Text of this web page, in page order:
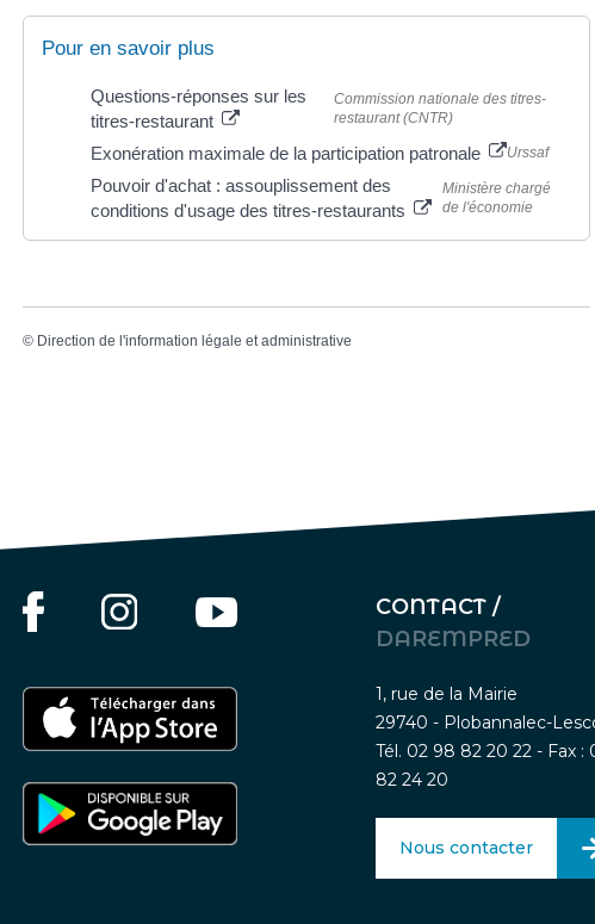
Pour en savoir plus
Questions-réponses sur les
titres-restaurant
Commission nationale des titres-
restaurant (CNTR)
Exonération maximale de la participation patronale Urssaf
Pouvoir d'achat : assouplissement des
conditions d'usage des titres-restaurants
Ministère chargé
de l'économie
© Direction de l'information légale et administrative
CONTACT /
DAREMPRED
1, rue de la Mairie
29740 - Plobannalec-
Tél. 02 98 82 20 22 - Fax :
82 24 20
Nous contacter